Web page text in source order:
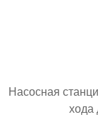
Насосная
хода